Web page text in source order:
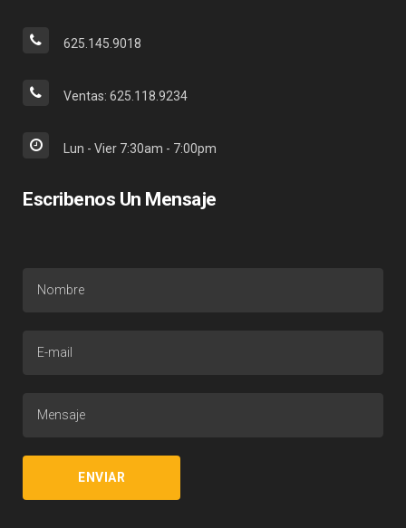
625.145.9018
Ventas: 625.118.9234
Lun - Vier 7:30am - 7:00pm
Escribenos Un Mensaje